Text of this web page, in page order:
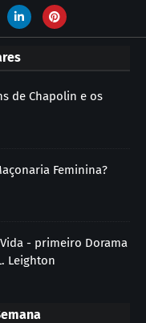
de Chapolin e os
Feminina?
- primeiro Dorama
Leighton